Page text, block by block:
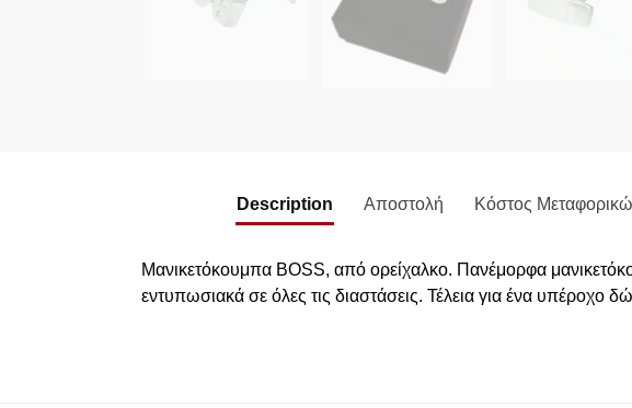
Description Αποστολή Κόστος
Mανικετόκουμπα BOSS, από ορείχαλκο. Πανέμορφα
εντυπωσιακά σε όλες τις διαστάσεις. Τέλεια για ένα υπέροχο